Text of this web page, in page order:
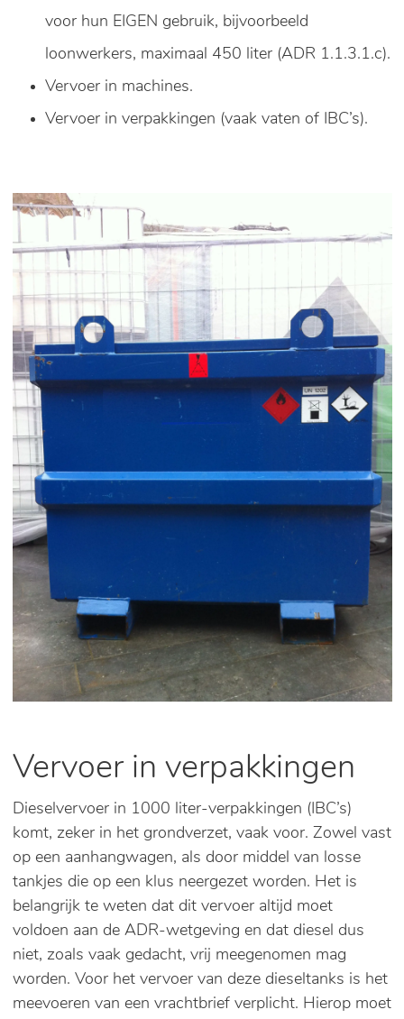
voor hun EIGEN gebruik, bijvoorbeeld
loonwerkers, maximaal 450 liter (ADR 1.1.3.1.c).
Vervoer in machines.
Vervoer in verpakkingen (vaak vaten of IBC’s).
Vervoer in verpakkingen
Dieselvervoer in 1000 liter-verpakkingen (IBC’s)
komt, zeker in het grondverzet, vaak voor. Zowel vast
op een aanhangwagen, als door middel van losse
tankjes die op een klus neergezet worden. Het is
belangrijk te weten dat dit vervoer altijd moet
voldoen aan de ADR-wetgeving en dat diesel dus
niet, zoals vaak gedacht, vrij meegenomen mag
worden. Voor het vervoer van deze dieseltanks is het
meevoeren van een vrachtbrief verplicht. Hierop moet